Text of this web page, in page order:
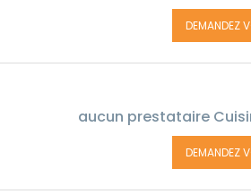
DEMANDEZ
aucun prestataire
DEMANDEZ